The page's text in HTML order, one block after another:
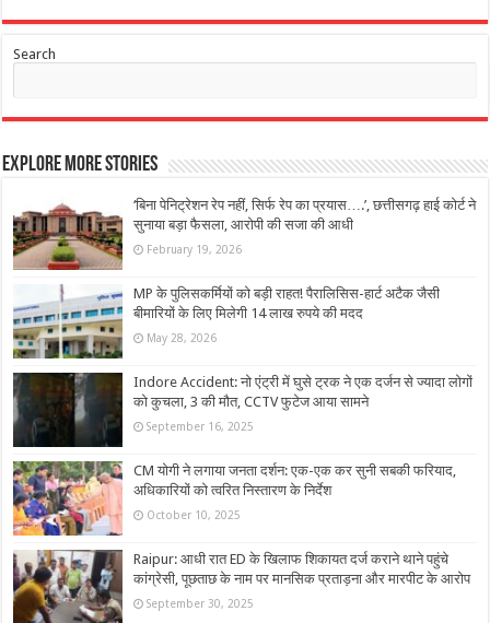
Search
Explore More Stories
‘बिना पेनिट्रेशन रेप नहीं, सिर्फ रेप का प्रयास….’, छत्तीसगढ़ हाई कोर्ट ने
सुनाया बड़ा फैसला, आरोपी की सजा की आधी
February 19, 2026
MP के पुलिसकर्मियों को बड़ी राहत! पैरालिसिस-हार्ट अटैक जैसी
बीमारियों के लिए मिलेगी 14 लाख रुपये की मदद
May 28, 2026
Indore Accident: नो एंट्री में घुसे ट्रक ने एक दर्जन से ज्यादा लोगों
को कुचला, 3 की मौत, CCTV फुटेज आया सामने
September 16, 2025
CM योगी ने लगाया जनता दर्शन: एक-एक कर सुनी सबकी फरियाद,
अधिकारियों को त्वरित निस्तारण के निर्देश
October 10, 2025
Raipur: आधी रात ED के खिलाफ शिकायत दर्ज कराने थाने पहुंचे
कांग्रेसी, पूछताछ के नाम पर मानसिक प्रताड़ना और मारपीट के आरोप
September 30, 2025